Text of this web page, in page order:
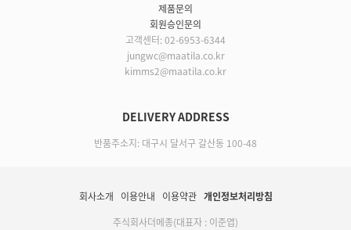
제품문의
회원승인문의
고객센터: 02-6953-6344
jungwc@maatila.co.kr
kimms2@maatila.co.kr
DELIVERY ADDRESS
반품주소지: 대구시 달서구 갈산동 100-48
회사소개 이용안내 이용약관 개인정보처리방침
주식회사더메종(대표자 : 이준엽)